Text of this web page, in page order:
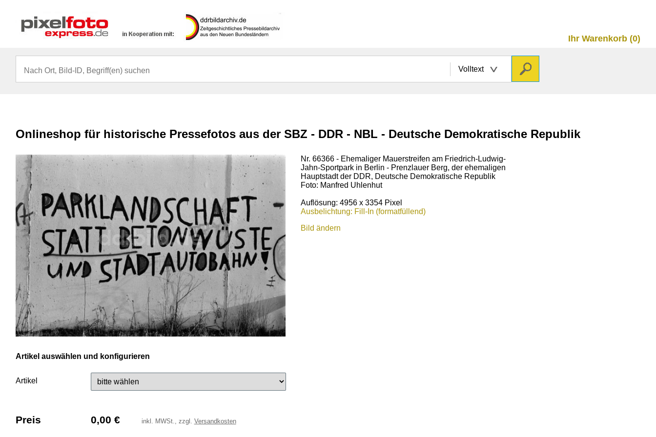
Ihr Warenkorb (0)
Volltext
Onlineshop für historische Pressefotos aus der SBZ - DDR - NBL - Deutsche Demokratische Republik
Nr. 66366 - Ehemaliger Mauerstreifen am Friedrich-Ludwig-
Jahn-Sportpark in Berlin - Prenzlauer Berg, der ehemaligen
Hauptstadt der DDR, Deutsche Demokratische Republik
Foto: Manfred Uhlenhut
Auflösung: 4956 x 3354 Pixel
Ausbelichtung: Fill-In (formatfüllend)
Bild ändern
Artikel auswählen und konfigurieren
Artikel
Preis 0,00 € inkl. MWSt., zzgl. Versandkosten